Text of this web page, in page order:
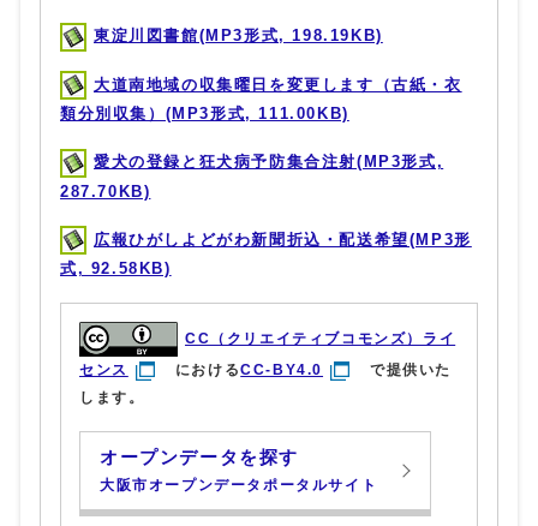
東淀川図書館(MP3形式, 198.19KB)
大道南地域の収集曜日を変更します（古紙・衣
類分別収集）(MP3形式, 111.00KB)
愛犬の登録と狂犬病予防集合注射(MP3形式,
287.70KB)
広報ひがしよどがわ新聞折込・配送希望(MP3形
式, 92.58KB)
CC（クリエイティブコモンズ）ライ
センス
におけるCC-BY4.0
で提供いた
します。
オープンデータを探す
大阪市オープンデータポータルサイト